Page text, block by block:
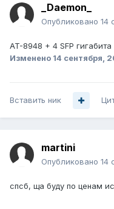
_Daemon_
Опубликовано 14
AT-8948 + 4 SFP гигабита
Изменено 14 сентября,
Вставить ник
martini
Опубликовано 14
спсб, ща буду по ценам